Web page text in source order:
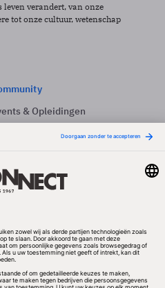
leven verandert, van onze
tot onze cultuur, wetenschap
& Opleidingen